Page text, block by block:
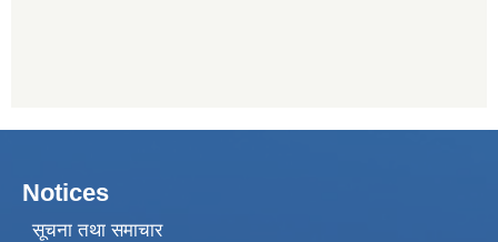
Notices
सूचना तथा समाचार